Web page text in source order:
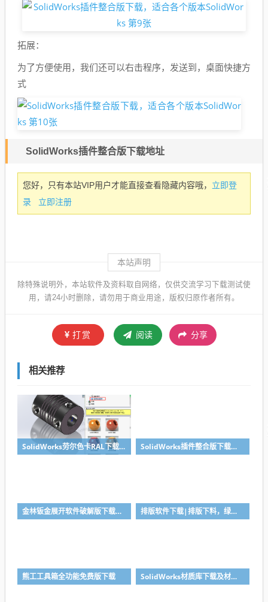
拓展：
为了方便使用，我们还可以右击程序，发送到，桌面快捷方
式
SolidWorks插件整合版下载地址
您好，只有本站VIP用户才能直接查看隐藏内容哦， 立即登
录
立即注册
本站声明
除特殊说明外，本站软件及资料取自网络，仅供交流学习下载测试使
用，请24小时删除，请勿用于商业用途，版权归原作者所有。
打赏 阅读 分享
相关推荐
SolidWorks劳尔色卡RAL下载，颜色渲染必备工具 SolidWorks插件整合版下载，适合各个版本SolidWorks
金林钣金展开软件破解版下载与安装使用教程 排版软件下载|排版下料，绿色免安装
熊工工具箱全功能免费版下载 SolidWorks材质库下载及材质库导入方法